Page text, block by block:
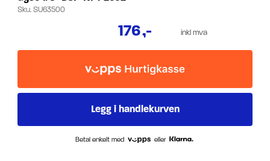
Sku.SU63500
176,- inkl mva
Betal enkelt med eller